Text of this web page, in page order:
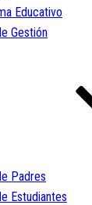
Educativo
Gestión
Padres
Estudiantes